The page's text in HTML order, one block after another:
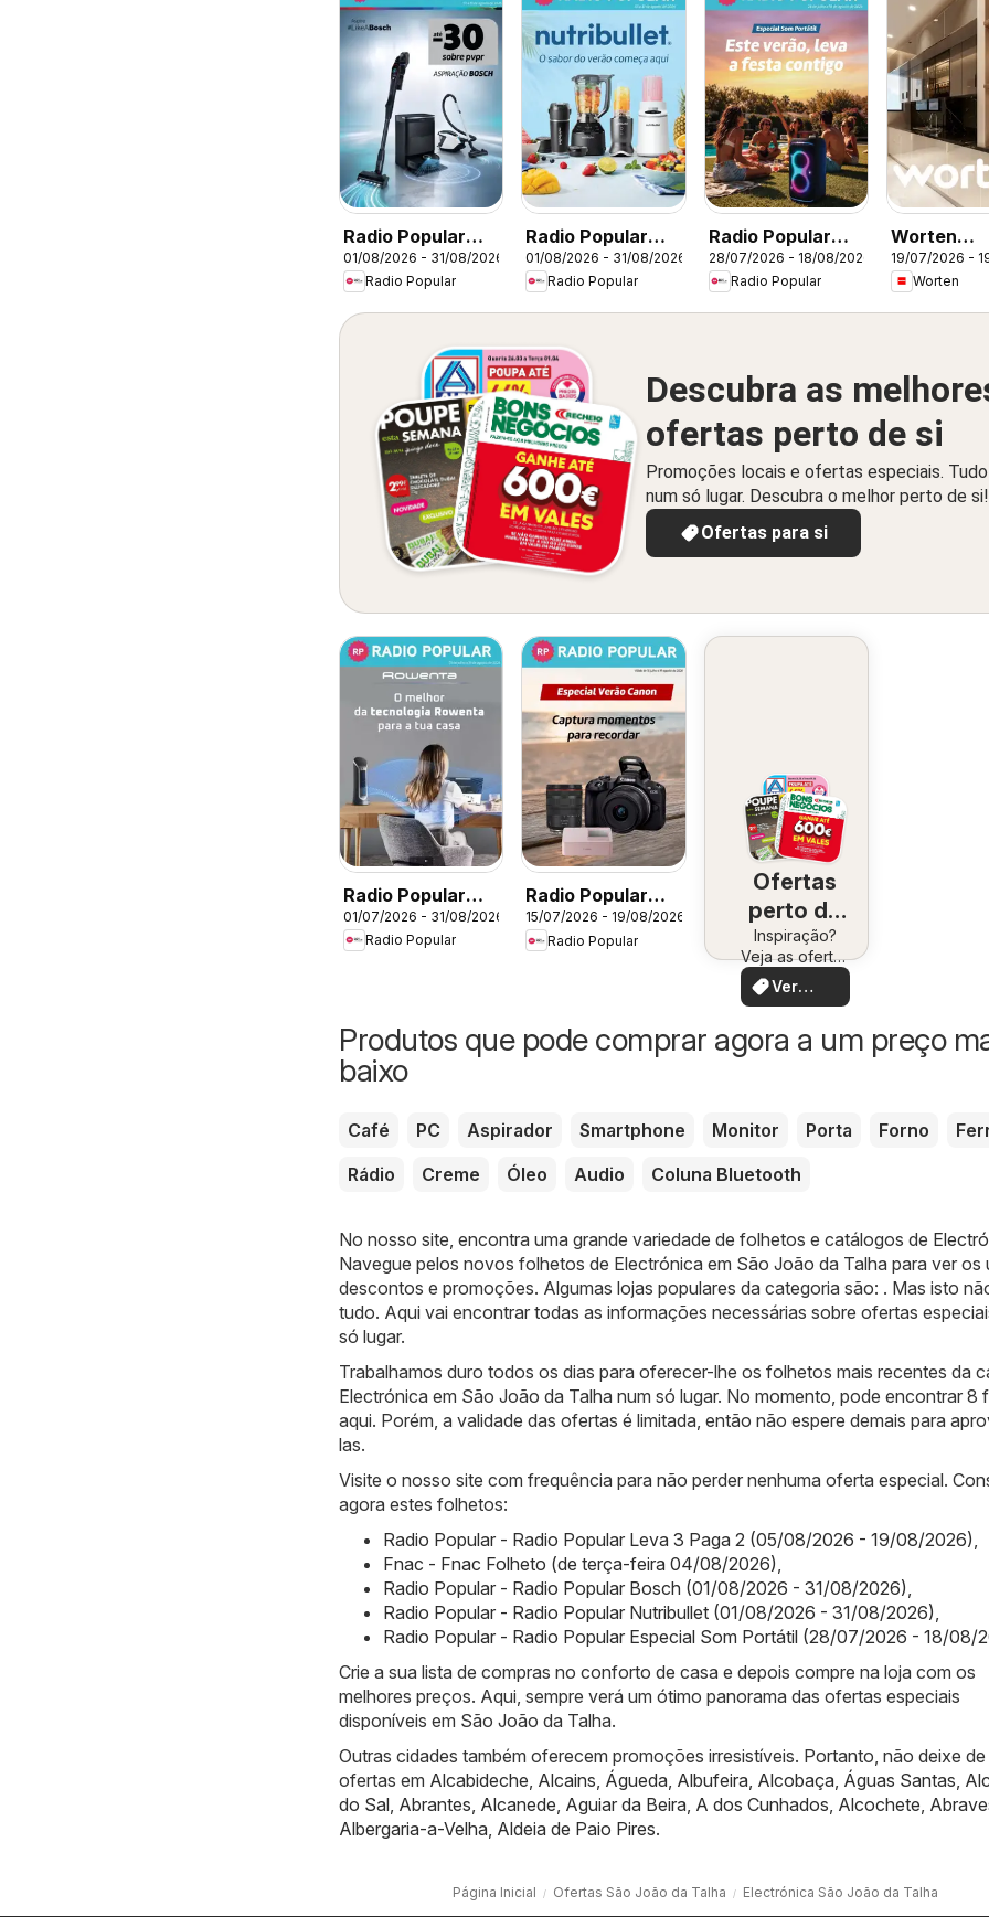
Radio Popular
Bosch
01/08/2026 - 31/08/2026
Radio Popular
Radio Popular
Nutribullet
01/08/2026 - 31/08/2026
Radio Popular
Radio Popular
Especial Som
Portátil
28/07/2026 - 18/08/2026
Radio Popular
Worten
19/07/2026 -
Worten
Descubra as
ofertas perto de si
Promoções locais e ofertas especiais. Tudo
num só lugar. Descubra o melhor perto de si!
Ofertas para si
Radio Popular
Rowenta
01/07/2026 - 31/08/2026
Radio Popular
Radio Popular
Especial Verão
Canon
15/07/2026 - 19/08/2026
Radio Popular
Ofertas
perto de
você
Inspiração?
Veja as ofertas
perto de você!
Ver
ofertas
Produtos que pode comprar agora a um preço
baixo
Café PC Aspirador Smartphone Monitor Porta Forno
Rádio
Creme Óleo Audio Coluna Bluetooth
No nosso site, encontra uma grande variedade de folhetos e catálogos de
Navegue pelos novos folhetos de Electrónica em São João da Talha para ver os
descontos e promoções. Algumas lojas populares da categoria são: . Mas isto
tudo. Aqui vai encontrar todas as informações necessárias sobre ofertas
só lugar.
Trabalhamos duro todos os dias para oferecer-lhe os folhetos mais recentes da
Electrónica em São João da Talha num só lugar. No momento, pode encontrar 8
aqui. Porém, a validade das ofertas é limitada, então não espere demais para
las.
Visite o nosso site com frequência para não perder nenhuma oferta especial.
agora estes folhetos:
Radio Popular - Radio Popular Leva 3 Paga 2 (05/08/2026 - 19/08/2026),
Fnac - Fnac Folheto (de terça-feira 04/08/2026),
Radio Popular - Radio Popular Bosch (01/08/2026 - 31/08/2026),
Radio Popular - Radio Popular Nutribullet (01/08/2026 - 31/08/2026),
Radio Popular - Radio Popular Especial Som Portátil (28/07/2026 - 18/08/
Crie a sua lista de compras no conforto de casa e depois compre na loja com os
melhores preços. Aqui, sempre verá um ótimo panorama das ofertas especiais
disponíveis em São João da Talha.
Outras cidades também oferecem promoções irresistíveis. Portanto, não deixe de
ofertas em Alcabideche, Alcains, Águeda, Albufeira, Alcobaça, Águas Santas,
do Sal, Abrantes, Alcanede, Aguiar da Beira, A dos Cunhados, Alcochete,
Albergaria-a-Velha, Aldeia de Paio Pires.
Página Inicial Ofertas São João da Talha Electrónica São João da Talha